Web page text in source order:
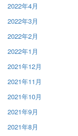
2022年4月
2022年3月
2022年2月
2022年1月
2021年12月
2021年11月
2021年10月
2021年9月
2021年8月